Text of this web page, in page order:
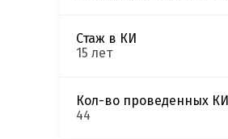
Стаж в КИ
15 лет
Кол-во проведенных КИ
44